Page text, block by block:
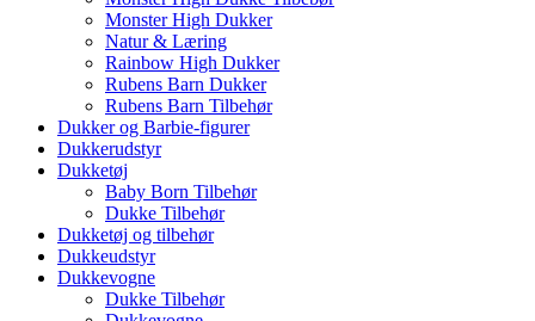
Monster High Dukker
Natur & Læring
Rainbow High Dukker
Rubens Barn Dukker
Rubens Barn Tilbehør
Dukker og Barbie-figurer
Dukkerudstyr
Dukketøj
Baby Born Tilbehør
Dukke Tilbehør
Dukketøj og tilbehør
Dukkeudstyr
Dukkevogne
Dukke Tilbehør